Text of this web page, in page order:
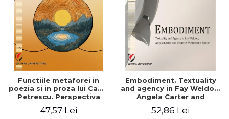
Functiile metaforei in
poezia si in proza lui Camil
Petrescu. Perspectiva
47,57 Lei
Embodiment. Textuality
and agency in Fay Weldon,
Angela Carter and
fiction
52,86 Lei